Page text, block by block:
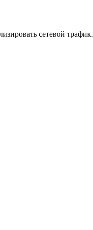
сетевой трафик.